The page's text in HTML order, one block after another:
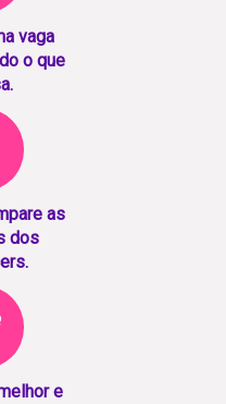
vaga
o que
as
dos
e